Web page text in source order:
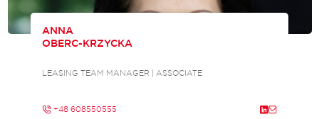
ANNA
OBERC-KRZYCKA
LEASING TEAM MANAGER | ASSOCIATE
+48 608550555